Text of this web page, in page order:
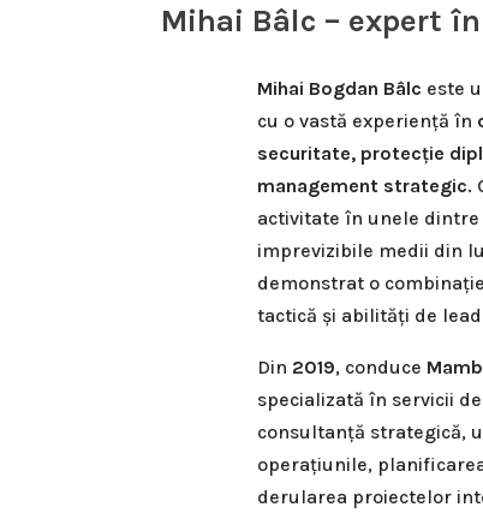
Mihai Bâlc – expert
Mihai Bogdan Bâlc este
cu o vastă experiență în
securitate, protecție
management strategic.
activitate în unele
imprevizibile medii din
demonstrat o
tactică și abilități de
Din 2019, conduce
specializată în servicii
consultanță strategică,
operațiunile,
derularea proiectelor